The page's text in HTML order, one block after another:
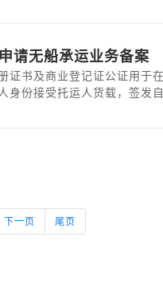
请无船承运业务备案
证书及商业登记证公证用于
身份接受托运人货载，签发
下一页 尾页